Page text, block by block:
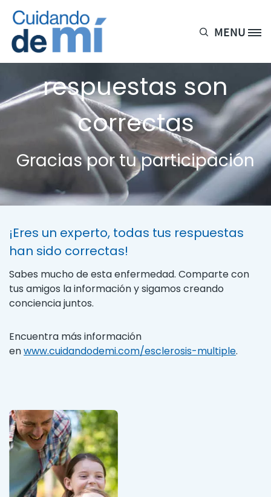
Site Logo MENU
5 de cada 5
respuestas son
correctas
Gracias por tu participación
¡Eres un experto, todas tus respuestas
han sido correctas!
Sabes mucho de esta enfermedad. Comparte con
tus amigos la información y sigamos creando
conciencia juntos.
Encuentra más información
enwww.cuidandodemi.com/esclerosis-multiple.